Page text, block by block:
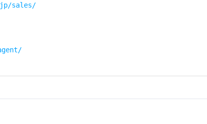
sales/